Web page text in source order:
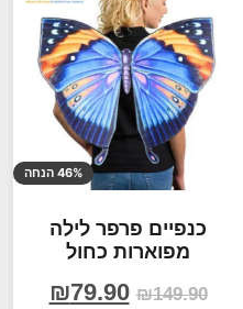
46% הנחה
כנפיים פרפר לילה
מפוארות כחול
₪149.90
₪79.90